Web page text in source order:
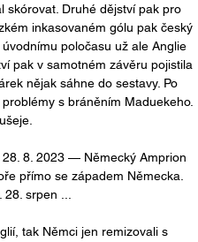
skórovat. Druhé dějství pak pro
inkasovaném gólu pak český
poločasu už ale Anglie
pak v samotném závěru pojistila
nějak sáhne do sestavy. Po
s bráněním Maduekeho.
8. 2023 — Německý Amprion
přímo se západem Německa.
srpen ...
tak Němci jen remizovali s